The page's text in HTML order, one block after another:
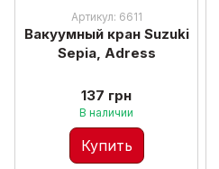
Артикул: 6611
Вакуумный кран Suzuki
Sepia, Adress
137 грн
В наличии
Купить